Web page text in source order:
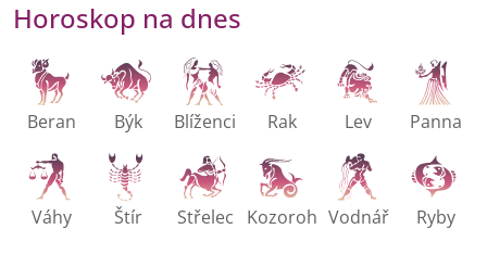
Horoskop na dnes
Beran Býk Blíženci Rak Lev Panna
Váhy Štír Střelec Kozoroh Vodnář Ryby